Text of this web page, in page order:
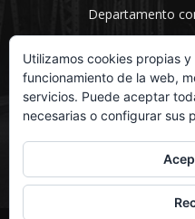
Departamento
Utilizamos cookies propias
funcionamiento de la web,
servicios. Puede aceptar
necesarias o configurar sus